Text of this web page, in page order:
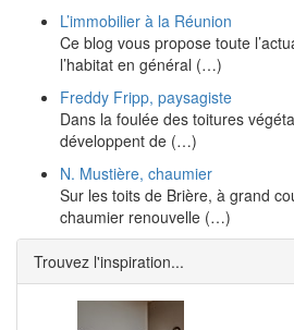
L’immobilier à la Réunion
Ce blog vous propose toute
l’habitat en général (…)
Freddy Fripp, paysagiste
Dans la foulée des toitures
développent de (…)
N. Mustière, chaumier
Sur les toits de Brière, à grand
chaumier renouvelle (…)
Trouvez l'inspiration...